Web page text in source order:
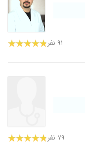
۹۱ نفر
۷۹ نفر